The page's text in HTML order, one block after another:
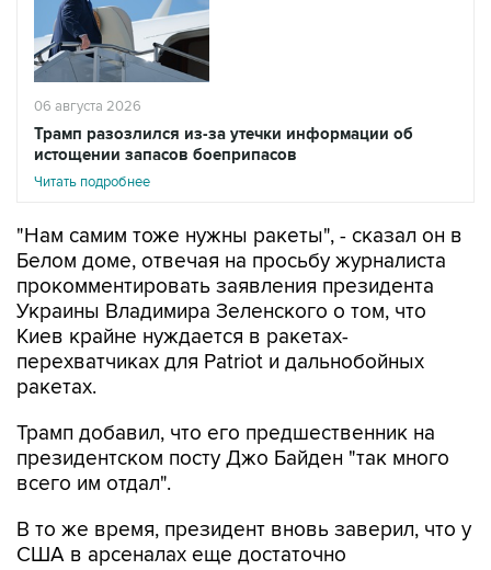
06 августа 2026
Трамп разозлился из-за утечки информации об
истощении запасов боеприпасов
Читать подробнее
"Нам самим тоже нужны ракеты", - сказал он в
Белом доме, отвечая на просьбу журналиста
прокомментировать заявления президента
Украины Владимира Зеленского о том, что
Киев крайне нуждается в ракетах-
перехватчиках для Patriot и дальнобойных
ракетах.
Трамп добавил, что его предшественник на
президентском посту Джо Байден "так много
всего им отдал".
В то же время, президент вновь заверил, что у
США в арсеналах еще достаточно